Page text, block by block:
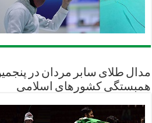
مدال طلای سابر مردان در
همبستگی کشورهای اسلامی